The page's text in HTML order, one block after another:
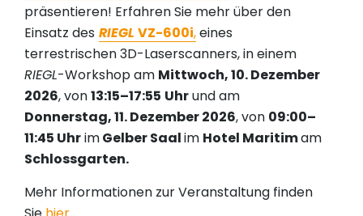
präsentieren! Erfahren Sie mehr über den
Einsatz des RIEGL VZ-600i,eines
terrestrischen 3D-Laserscanners, in einem
RIEGL-Workshop am Mittwoch, 10. Dezember
2026, von13:15–17:55 Uhrund am
Donnerstag, 11. Dezember 2026, von 09:00–
11:45 UhrimGelber Saalim Hotel Maritimam
Schlossgarten.
Mehr Informationen zur Veranstaltung finden